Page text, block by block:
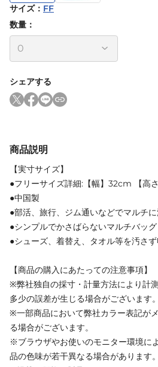
サイズ： FF
数量：
シェアする
商品説明
【実寸サイズ】
●フリーサイズ詳細:【幅】32cm 【高
●中国製
●部活、旅行、ジム通いなどでマルチ
●シンプルでかさばらないマルチバッグ
●シューズ、着替え、タオル等を汚さず
【商品の購入にあたっての注意事項】
※弊社独自の採寸・計量方法により計
多少の誤差が生じる場合がございます。
※一部商品において弊社カラー表記が
る場合がございます。
※ブラウザやお使いのモニター環境に
品の色味が若干異なる場合があります。